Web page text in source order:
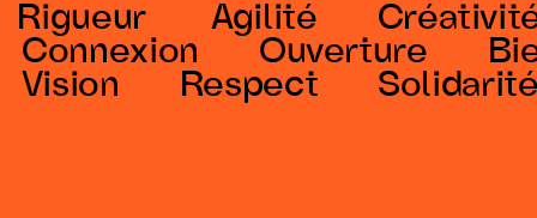
Agilité
Créativité
Ouverture
Respect